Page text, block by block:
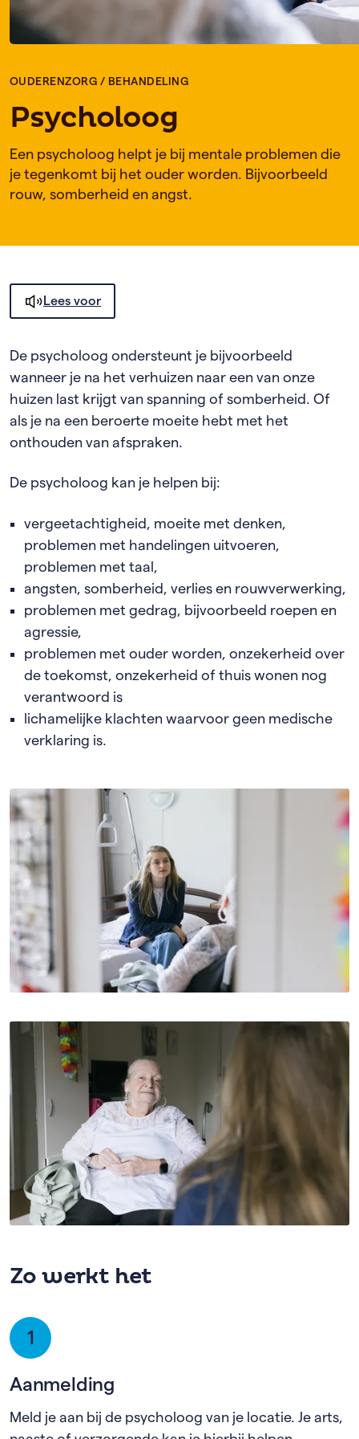
OUDERENZORG / BEHANDELING
Psycholoog
Een psycholoog helpt je bij mentale problemen die
je tegenkomt bij het ouder worden. Bijvoorbeeld
rouw, somberheid en angst.
Lees voor
De psycholoog ondersteunt je bijvoorbeeld
wanneer je na het verhuizen naar een van onze
huizen last krijgt van spanning of somberheid. Of
als je na een beroerte moeite hebt met het
onthouden van afspraken.
De psycholoog kan je helpen bij:
vergeetachtigheid, moeite met denken,
problemen met handelingen uitvoeren,
problemen met taal,
angsten, somberheid, verlies en rouwverwerking,
problemen met gedrag, bijvoorbeeld roepen en
agressie,
problemen met ouder worden, onzekerheid over
de toekomst, onzekerheid of thuis wonen nog
verantwoord is
lichamelijke klachten waarvoor geen medische
verklaring is.
Zo werkt het
1
Aanmelding
Meld je aan bij de psycholoog van je locatie. Je arts,